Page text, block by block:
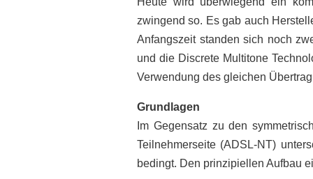
zwingend so. Es gab auch
Anfangszeit standen sich noch
und die Discrete Multitone
Verwendung des gleichen
Grundlagen
Im Gegensatz zu den
Teilnehmerseite (ADSL-NT)
bedingt. Den prinzipiellen Aufbau